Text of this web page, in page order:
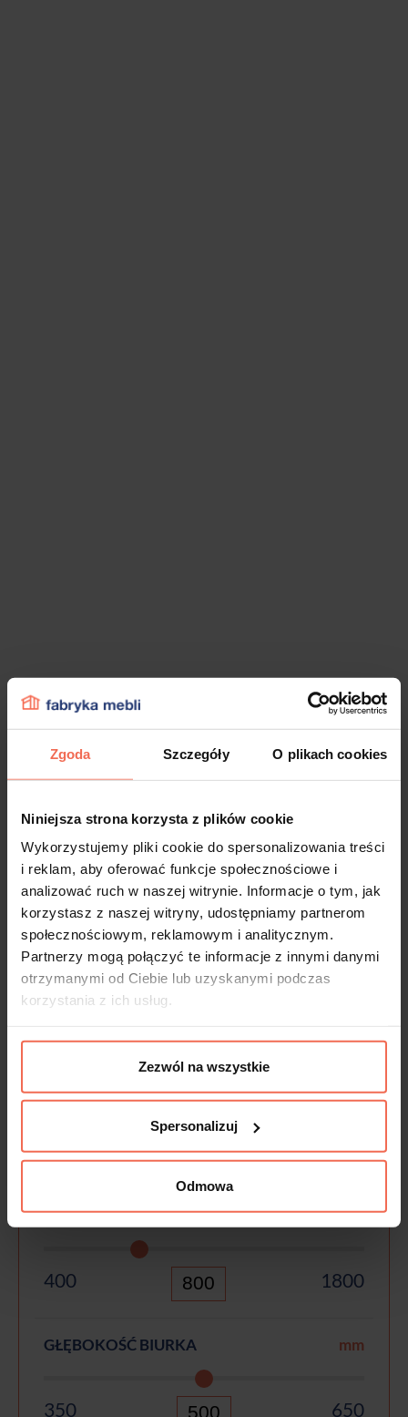
Zgoda Szczegóły O plikach cookies
Niniejsza strona korzysta z plików cookie
Wykorzystujemy pliki cookie do spersonalizowania treści
i reklam, aby oferować funkcje społecznościowe i
analizować ruch w naszej witrynie. Informacje o tym, jak
korzystasz z naszej witryny, udostępniamy partnerom
społecznościowym, reklamowym i analitycznym.
Partnerzy mogą połączyć te informacje z innymi danymi
otrzymanymi od Ciebie lub uzyskanymi podczas
korzystania z ich usług.
Zezwól na wszystkie
Spersonalizuj
Odmowa